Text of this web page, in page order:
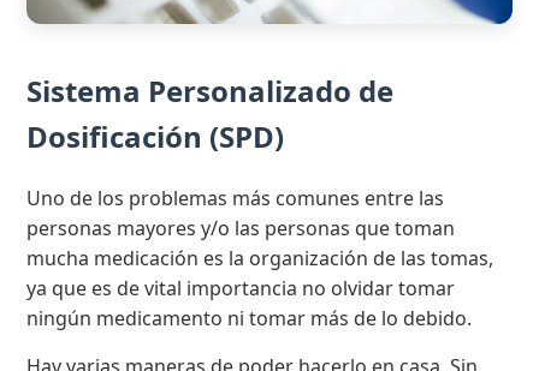
Sistema Personalizado de
Dosificación (SPD)
Uno de los problemas más comunes entre las
personas mayores y/o las personas que toman
mucha medicación es la organización de las tomas,
ya que es de vital importancia no olvidar tomar
ningún medicamento ni tomar más de lo debido.